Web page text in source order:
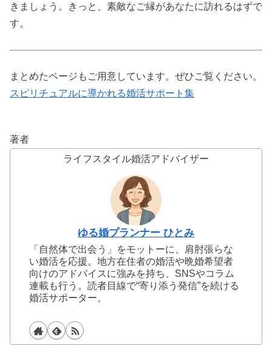
きましょう。きっと、素敵なご縁があなたに訪れるはずで
す。
まとめたページもご用意しています。ぜひご覧ください。
スピリチュアルに導かれる婚活サポート集
著者
ライフスタイル婚活アドバイザー
ゆる婚プランナー ひとみ
「自然体で出会う」をモットーに、肩肘張らな
い婚活を応援。地方在住者の婚活や晩婚希望者
向けのアドバイスに強みを持ち、SNSやコラム
連載も行う。読者目線で“寄り添う発信”を続ける
婚活サポーター。